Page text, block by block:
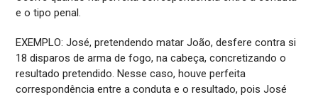
e o tipo penal.
EXEMPLO: José, pretendendo matar João, desfere contra si
18 disparos de arma de fogo, na cabeça, concretizando o
resultado pretendido. Nesse caso, houve perfeita
correspondência entre a conduta e o resultado, pois José